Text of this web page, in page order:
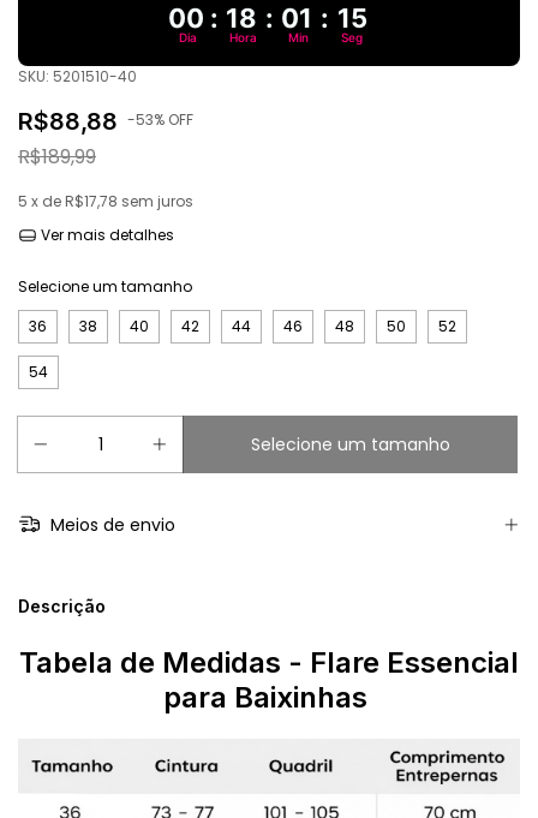
00 : 18 : 01 : 14
Dia Hora Min Seg
SKU: 5201510-40
R$88,88 -53% OFF
R$189,99
5 x de R$17,78 sem juros
Ver mais detalhes
Selecione um tamanho
36
38 40 42 44 46 48 50 52
54
Meios de envio
Descrição
Tabela de Medidas - Flare Essencial
para Baixinhas